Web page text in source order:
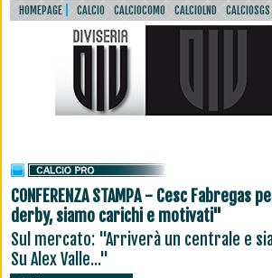
HOMEPAGE CALCIO CALCIOCOMO CALCIOLND CALCIOSGS
CONFERENZA STAMPA - Cesc
derby, siamo carichi e motivati"
Sul mercato: "Arriverà un centrale e
Su Alex Valle..."